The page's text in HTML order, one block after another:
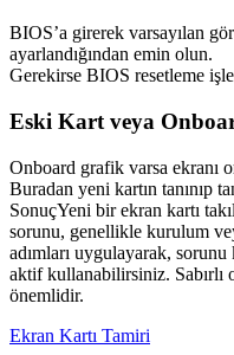
BIOS’a girerek varsayılan
ayarlandığından emin olun.
Gerekirse BIOS resetleme
Eski Kart veya
Onboard grafik varsa ekranı
Buradan yeni kartın tanınıp
SonuçYeni bir ekran kartı
sorunu, genellikle kurulum
adımları uygulayarak, sorunu
aktif kullanabilirsiniz. Sabırlı
önemlidir.
Ekran Kartı Tamiri